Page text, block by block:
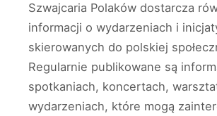
Szwajcaria Polaków dostarcza
informacji o wydarzeniach i
skierowanych do polskiej
Regularnie publikowane są
spotkaniach, koncertach,
wydarzeniach, które mogą